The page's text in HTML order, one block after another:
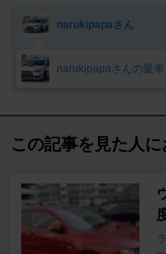
narukipapaさん
narukipapaさんの愛車
この記事を見た人